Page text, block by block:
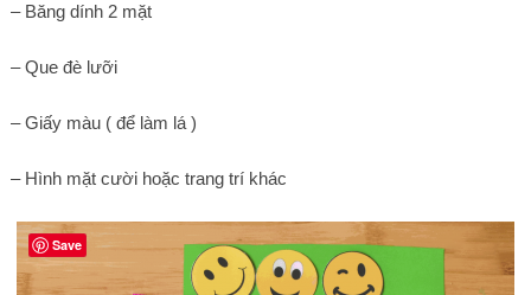
– Băng dính 2 mặt
– Que đè lưỡi
– Giấy màu ( để làm lá )
– Hình mặt cười hoặc trang trí khác
Save